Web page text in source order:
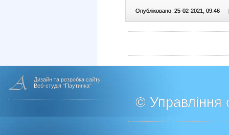
Опубліковано: 25-02-2021, 09:46 |
Дизайн та розробка сайту
Веб-студія "Паутинка"
© Управління